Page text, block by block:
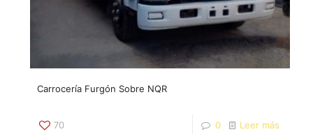
Carrocería Furgón Sobre NQR
70 0 Leer más